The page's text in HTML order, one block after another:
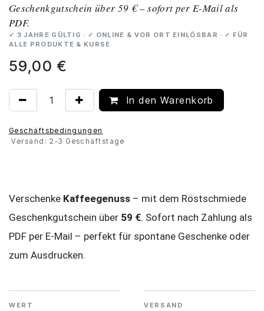
Geschenkgutschein über 59 € – sofort per E-Mail als
PDF.
✓ 3 JAHRE GÜLTIG · ✓ ONLINE & VOR ORT EINLÖSBAR · ✓ FÜR
ALLE PRODUKTE & KURSE
59,00 €
In den Warenkorb
Geschäftsbedingungen
Versand: 2-3 Geschäftstage
Verschenke Kaffeegenuss – mit dem Röstschmiede
Geschenkgutschein über 59 €. Sofort nach Zahlung als
PDF per E-Mail – perfekt für spontane Geschenke oder
zum Ausdrucken.
WERT VERSAND